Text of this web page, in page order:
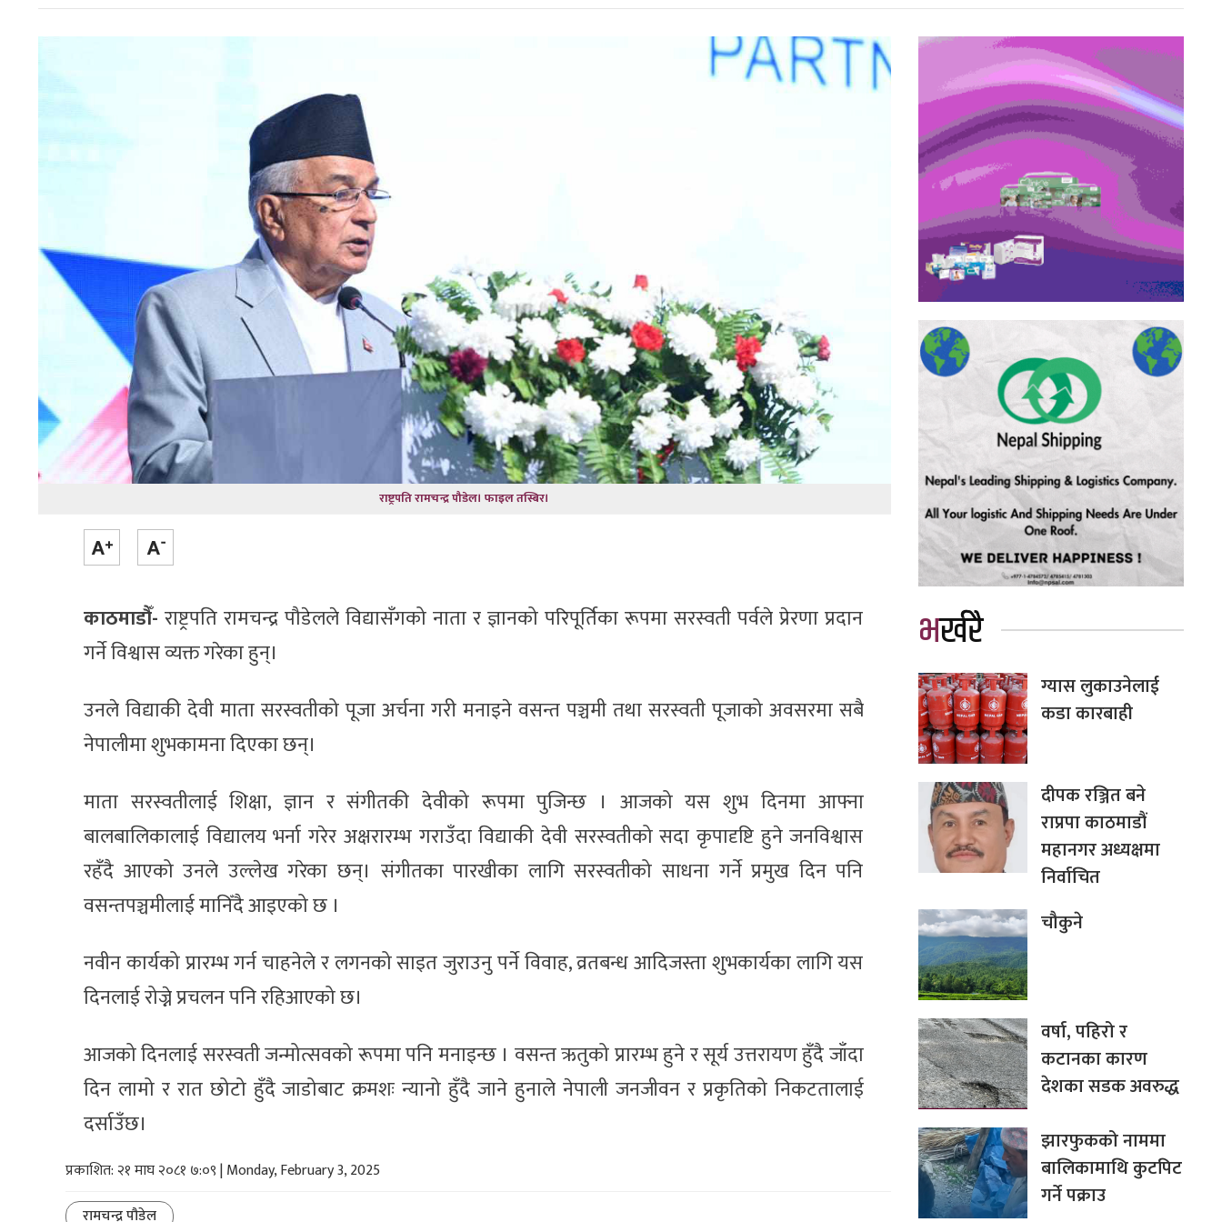
राष्ट्रपति रामचन्द्र पौडेल। फाइल तस्बिर।
काठमाडौँ- राष्ट्रपति रामचन्द्र पौडेलले विद्यासँगको नाता र ज्ञानको परिपूर्तिका रूपमा सरस्वती पर्वले प्रेरणा प्रदान
गर्ने विश्वास व्यक्त गरेका हुन्।
उनले विद्याकी देवी माता सरस्वतीको पूजा अर्चना गरी मनाइने वसन्त पञ्चमी तथा सरस्वती पूजाको अवसरमा सबै
नेपालीमा शुभकामना दिएका छन्।
माता सरस्वतीलाई शिक्षा, ज्ञान र संगीतकी देवीको रूपमा पुजिन्छ । आजको यस शुभ दिनमा आफ्ना
बालबालिकालाई विद्यालय भर्ना गरेर अक्षरारम्भ गराउँदा विद्याकी देवी सरस्वतीको सदा कृपादृष्टि हुने जनविश्वास
रहँदै आएको उनले उल्लेख गरेका छन्। संगीतका पारखीका लागि सरस्वतीको साधना गर्ने प्रमुख दिन पनि
वसन्तपञ्चमीलाई मानिँदै आइएको छ ।
नवीन कार्यको प्रारम्भ गर्न चाहनेले र लगनको साइत जुराउनु पर्ने विवाह, व्रतबन्ध आदिजस्ता शुभकार्यका लागि यस
दिनलाई रोज्ने प्रचलन पनि रहिआएको छ।
आजको दिनलाई सरस्वती जन्मोत्सवको रूपमा पनि मनाइन्छ । वसन्त ऋतुको प्रारम्भ हुने र सूर्य उत्तरायण हुँदै जाँदा
दिन लामो र रात छोटो हुँदै जाडोबाट क्रमशः न्यानो हुँदै जाने हुनाले नेपाली जनजीवन र प्रकृतिको निकटतालाई
दर्साउँछ।
प्रकाशित: २१ माघ २०८१ ७:०९ | Monday, February 3, 2025
रामचन्द्र पौडेल
भर्खरै
ग्यास लुकाउनेलाई
कडा कारबाही
दीपक रञ्जित बने
राप्रपा काठमाडौं
महानगर अध्यक्षमा
निर्वाचित
चौकुने
वर्षा, पहिरो र
कटानका कारण
देशका सडक अवरुद्ध
झारफुकको नाममा
बालिकामाथि कुटपिट
गर्ने पक्राउ